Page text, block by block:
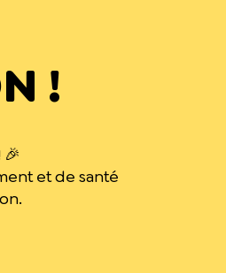
!
et de santé